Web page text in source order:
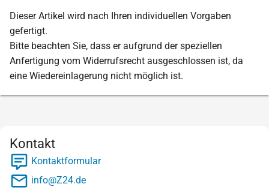
Dieser Artikel wird nach Ihren individuellen Vorgaben
gefertigt.
Bitte beachten Sie, dass er aufgrund der speziellen
Anfertigung vom Widerrufsrecht ausgeschlossen ist, da
eine Wiedereinlagerung nicht möglich ist.
Kontakt
Kontaktformular
info@Z24.de